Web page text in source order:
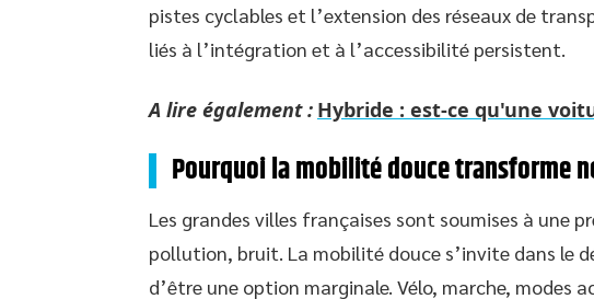
pistes cyclables et l’extension des réseaux de
liés à l’intégration et à l’accessibilité persistent.
A lire également : Hybride : est-ce qu'une
Pourquoi la mobilité douce transforme
Les grandes villes françaises sont soumises à une
pollution, bruit. La mobilité douce s’invite dans le
d’être une option marginale. Vélo, marche, modes